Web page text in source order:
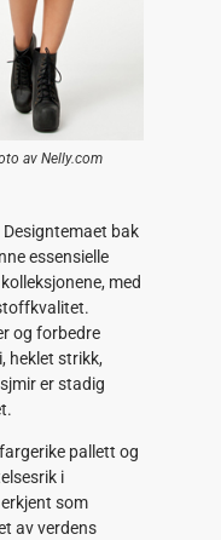
av Nelly.com
bak
essensielle
med
og forbedre
heklet strikk,
er stadig
pallett og
i
som
et av verdens